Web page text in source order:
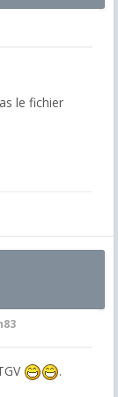
le fichier
.